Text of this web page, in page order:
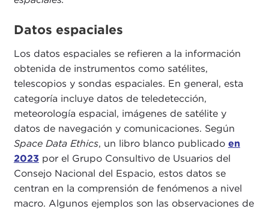
Datos espaciales
Los datos espaciales se refieren a la información
obtenida de instrumentos como satélites,
telescopios y sondas espaciales. En general, esta
categoría incluye datos de teledetección,
meteorología espacial, imágenes de satélite y
datos de navegación y comunicaciones. Según
Space Data Ethics, un libro blanco publicado en
2023 por el Grupo Consultivo de Usuarios del
Consejo Nacional del Espacio, estos datos se
centran en la comprensión de fenómenos a nivel
macro. Algunos ejemplos son las observaciones de